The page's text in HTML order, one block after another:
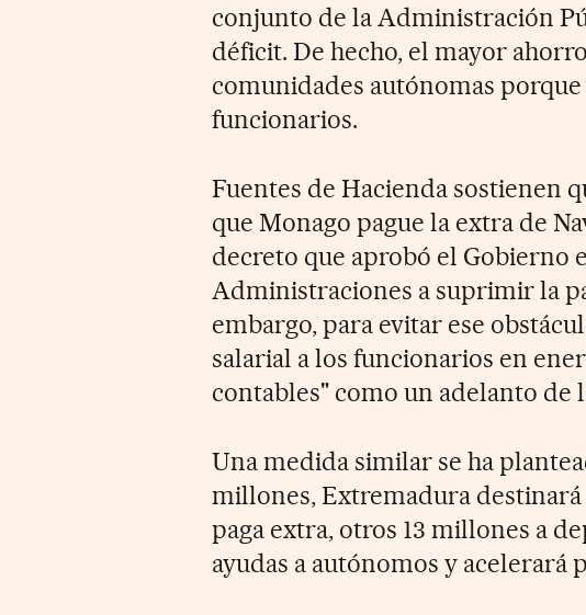
conjunto de la Administración
déficit. De hecho, el mayor
comunidades autónomas
funcionarios.
Fuentes de Hacienda sostienen
que Monago pague la extra de
decreto que aprobó el Gobierno
Administraciones a suprimir la
embargo, para evitar ese
salarial a los funcionarios en
contables" como un adelanto de
Una medida similar se ha
millones, Extremadura
paga extra, otros 13 millones a
ayudas a autónomos y acelerará